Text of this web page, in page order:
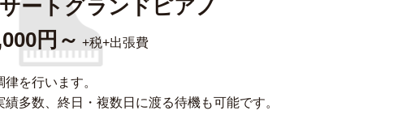
ートグランドピアノ
円～ +税+出張費
を行います。
多数、終日・複数日に渡る待機も可能です。